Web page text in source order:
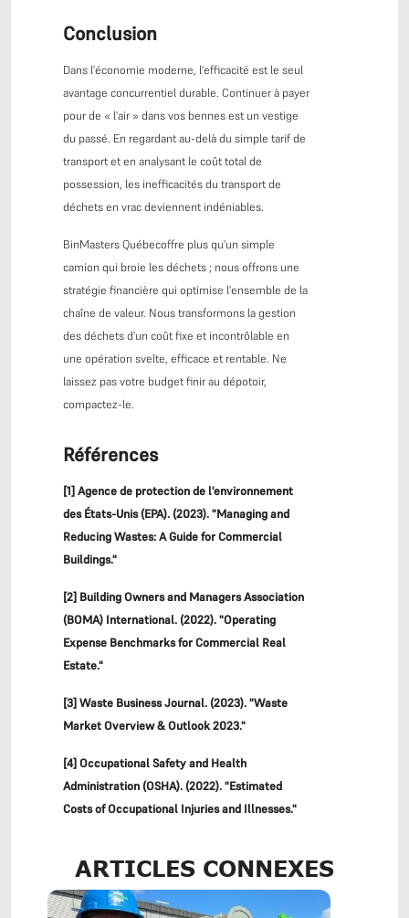
Conclusion
Dans l'économie moderne, l'efficacité est le seul
avantage concurrentiel durable. Continuer à payer
pour de « l'air » dans vos bennes est un vestige
du passé. En regardant au-delà du simple tarif de
transport et en analysant le coût total de
possession, les inefficacités du transport de
déchets en vrac deviennent indéniables.
BinMasters Québecoffre plus qu'un simple
camion qui broie les déchets ; nous offrons une
stratégie financière qui optimise l'ensemble de la
chaîne de valeur. Nous transformons la gestion
des déchets d'un coût fixe et incontrôlable en
une opération svelte, efficace et rentable. Ne
laissez pas votre budget finir au dépotoir,
compactez-le.
Références
[1] Agence de protection de l'environnement
des États-Unis (EPA). (2023). "Managing and
Reducing Wastes: A Guide for Commercial
Buildings."
[2] Building Owners and Managers Association
(BOMA) International. (2022). "Operating
Expense Benchmarks for Commercial Real
Estate."
[3] Waste Business Journal. (2023). "Waste
Market Overview & Outlook 2023."
[4] Occupational Safety and Health
Administration (OSHA). (2022). "Estimated
Costs of Occupational Injuries and Illnesses."
ARTICLES CONNEXES